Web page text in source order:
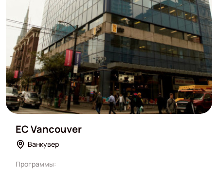
EC Vancouver
Ванкувер
Программы: